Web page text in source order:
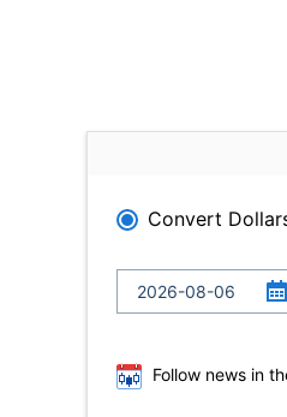
Convert
Follow news in